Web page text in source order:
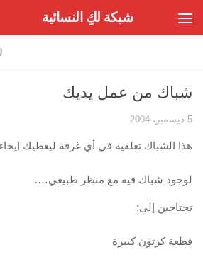
شبكة لكِ النسائية
شباك من عمل يديك
5 ديسمبر، 2004
هذا الشباك تعلقيه في أي غرفة ليعطيك
لوجود شباك فيه مع منظر طبيعي….
تحتاجين إلى:
قطعة كرتون كبيرة